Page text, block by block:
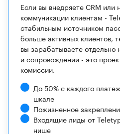
Если вы внедряете CRM или
коммуникации клиентам -
стабильным источником
больше активных клиентов,
вы зарабатываете отдельно
и сопровождении - это
комиссии.
До 50% с каждого
шкале
Пожизненное
Входящие лиды от
нише